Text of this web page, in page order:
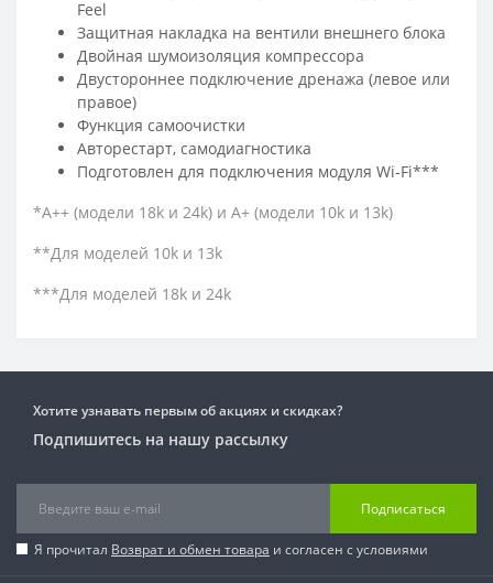
Feel
Защитная накладка на вентили внешнего блока
Двойная шумоизоляция компрессора
Двустороннее подключение дренажа (левое или
правое)
Функция самоочистки
Авторестарт, самодиагностика
Подготовлен для подключения модуля Wi-Fi***
*А++ (модели 18k и 24k) и А+ (модели 10k и 13k)
**Для моделей 10k и 13k
***Для моделей 18k и 24k
Хотите узнавать первым об акциях и скидках?
Подпишитесь на нашу рассылку
Подписаться
Я прочитал Возврат и обмен товара и согласен с условиями